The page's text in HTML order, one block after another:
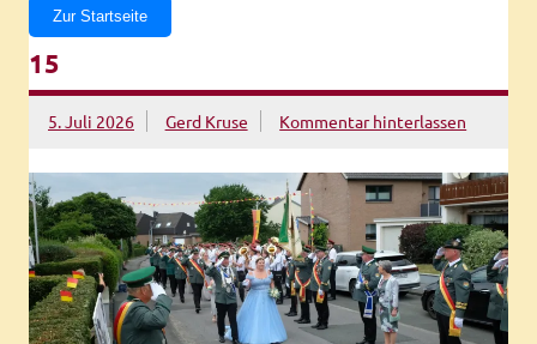
Zur Startseite
15
5. Juli 2026 Gerd Kruse Kommentar hinterlassen